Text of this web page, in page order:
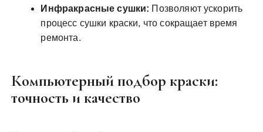
Инфракрасные сушки: Позволяют ускорить
процесс сушки краски, что сокращает время
ремонта.
Компьютерный подбор краски:
точность и качество